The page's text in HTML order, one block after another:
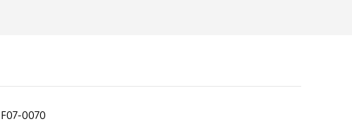
F07-0070